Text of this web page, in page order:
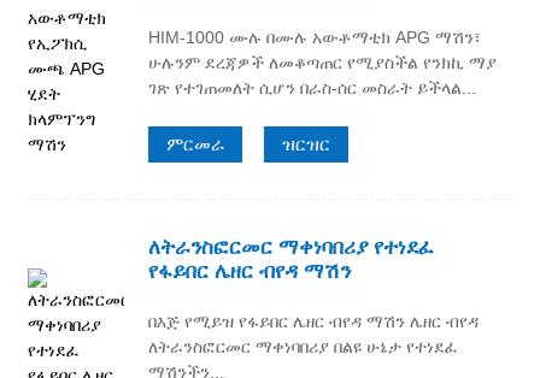
HIM-1000 ሙሉ በሙሉ አውቶማቲክ APG ማሽን፣
ሁሉንም ደረጃዎች ለመቆጣጠር የሚያስችል የንክኪ ማያ
ገጽ የተገጠመለት ሲሆን በራስ-ሰር መስራት ይችላል...
ምርመራ ዝርዝር
ለትራንስፎርመር ማቀነባበሪያ የተነደፈ
የፋይበር ሌዘር ብየዳ ማሽን
በእጅ የሚይዝ የፋይበር ሌዘር ብየዳ ማሽን ሌዘር ብየዳ
ለትራንስፎርመር ማቀነባበሪያ በልዩ ሁኔታ የተነደፈ
ማሽንችን...